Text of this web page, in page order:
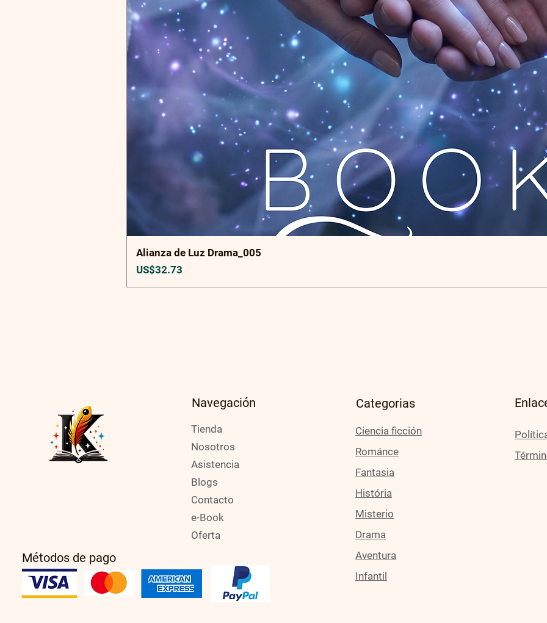
Alianza de Luz Drama_005
Precio
US$32.73
Métodos de pago
Navegación
Tienda
Nosotros
Asistencia
Blogs
Contacto
e-Book
Oferta
Categorias
Ciencia ficción
Románce
Fantasia
História
Misterio
Drama
Aventura
Infantil